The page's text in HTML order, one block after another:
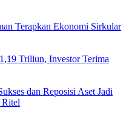
Terapkan Ekonomi Sirkular
Triliun, Investor Terima
dan Reposisi Aset Jadi
Ritel